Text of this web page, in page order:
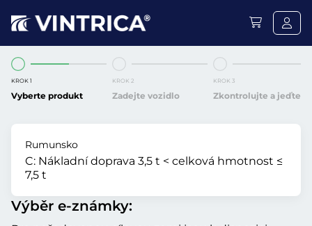
KROK 1
Vyberte produkt
KROK 2
Zadejte vozidlo
KROK 3
Zkontrolujte a jeďte
Rumunsko
C: Nákladní doprava 3,5 t < celková hmotnost ≤
7,5 t
Výběr e-známky: